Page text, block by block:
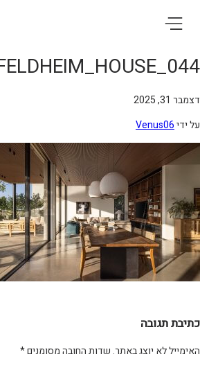
31, 2025
ידיVenus06
תגובה
לא יוצג באתר.שדות החובה מסומנים*